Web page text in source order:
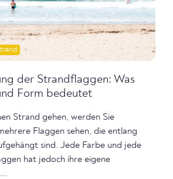
der Strandflaggen: Was
Form bedeutet
Strand gehen, werden Sie
Flaggen sehen, die entlang
sind. Jede Farbe und jede
hat jedoch ihre eigene